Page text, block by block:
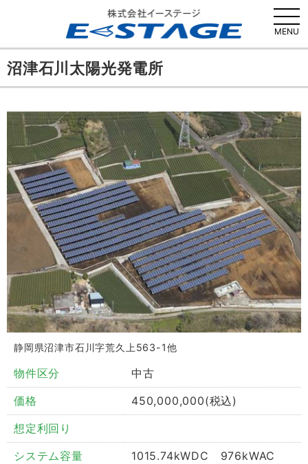
MENU
沼津石川太陽光発電所
静岡県沼津市石川字荒久上563-1他
物件区分
中古
価格
450,000,000(税込)
想定利回り
システム容量
1015.74kWDC 976kWAC